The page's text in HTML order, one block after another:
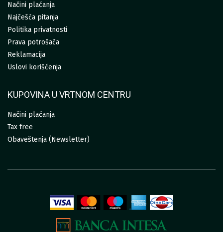
Načini plaćanja
Najčešća pitanja
Politika privatnosti
Prava potrošača
Reklamacija
Uslovi korišćenja
KUPOVINA U VRTNOM CENTRU
Načini plaćanja
Tax free
Obaveštenja (Newsletter)